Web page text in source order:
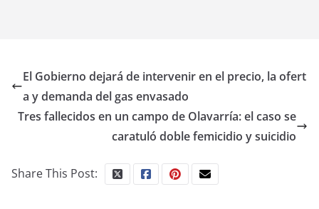
El Gobierno dejará de intervenir en el precio, la ofert
a y demanda del gas envasado
Tres fallecidos en un campo de Olavarría: el caso se
caratuló doble femicidio y suicidio
Share This Post: